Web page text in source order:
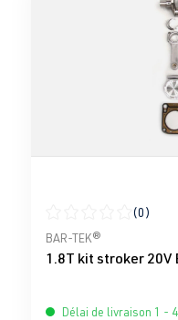
Note moyenne de 0
(0)
BAR-TEK®
1.8T kit stroker 20V
Délai de livraison 1 -